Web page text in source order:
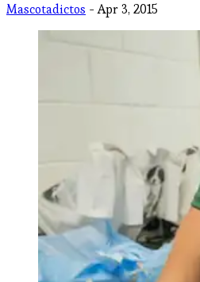
Mascotadictos - Apr 3, 2015